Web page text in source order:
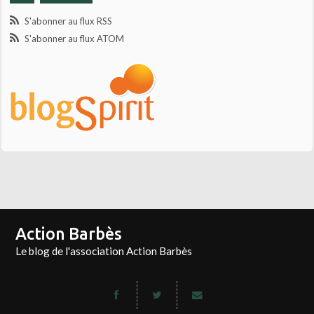
S'abonner au flux RSS
S'abonner au flux ATOM
Action Barbès
Le blog de l'association Action Barbès